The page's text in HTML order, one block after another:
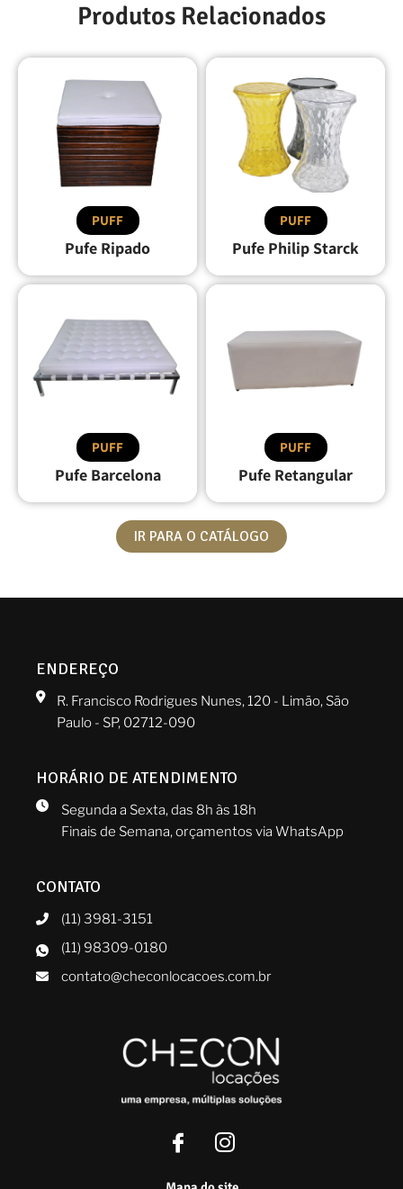
Produtos Relacionados
Pufe Ripado
PUFF
Pufe Philip Starck
PUFF
Pufe Barcelona
PUFF
Pufe Retangular
PUFF
IR PARA O CATÁLOGO
CONTATO
(11) 3981-3151
(11) 98309-0180
contato@checonlocacoes.com.br
HORÁRIO DE ATENDIMENTO
Segunda a Sexta, das 8h às 18h
Finais de Semana, orçamentos via WhatsApp
ENDEREÇO
R. Francisco Rodrigues Nunes, 120 - Limão, São
Paulo - SP, 02712-090